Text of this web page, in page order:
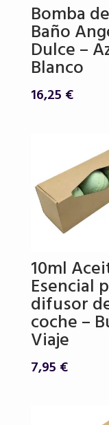
Bomba de
Baño
Dulce –
Blanco
16,25 €
10ml
Esencial
difusor
coche –
Viaje
7,95 €